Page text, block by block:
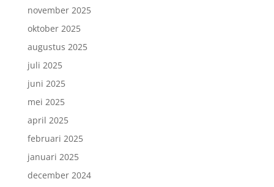
november 2025
oktober 2025
augustus 2025
juli 2025
juni 2025
mei 2025
april 2025
februari 2025
januari 2025
december 2024